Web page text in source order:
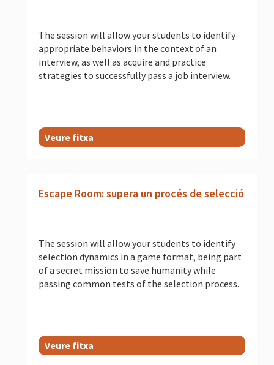
The session will allow your students to identify
appropriate behaviors in the context of an
interview, as well as acquire and practice
strategies to successfully pass a job interview.
Veure fitxa
Escape Room: supera un procés de selecció
The session will allow your students to identify
selection dynamics in a game format, being part
of a secret mission to save humanity while
passing common tests of the selection process.
Veure fitxa